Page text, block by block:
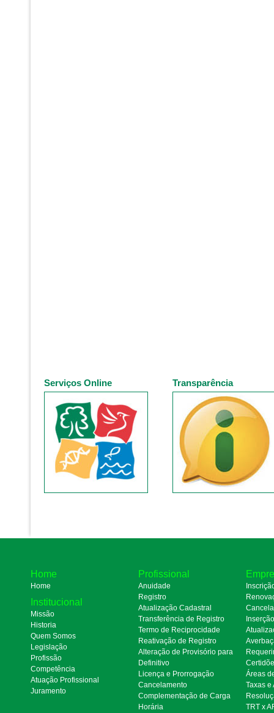
Serviços Online Transparência
Home
Home
Institucional
Missão
Historia
Quem Somos
Legislação
Profissão
Competência
Atuação Profissional
Juramento
Profissional
Anuidade
Registro
Atualização Cadastral
Transferência de Registro
Termo de Reciprocidade
Reativação de Registro
Alteração de Provisório para
Definitivo
Licença e Prorrogação
Cancelamento
Complementação de Carga
Horária
Áreas
Taxas e
TRT x